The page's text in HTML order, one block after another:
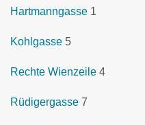
Hartmanngasse 1
Kohlgasse 5
Rechte Wienzeile 4
Rüdigergasse 7